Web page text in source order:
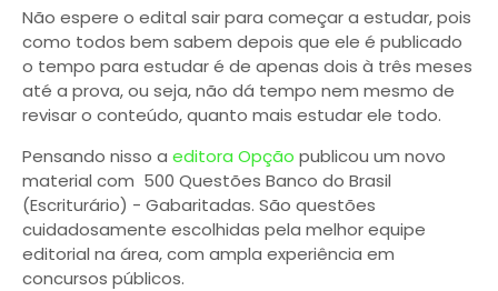
Não espere o edital sair para começar a estudar, pois
como todos bem sabem depois que ele é publicado
o tempo para estudar é de apenas dois à três meses
até a prova, ou seja, não dá tempo nem mesmo de
revisar o conteúdo, quanto mais estudar ele todo.
Pensando nisso a editora Opção publicou um novo
material com 500 Questões Banco do Brasil
(Escriturário) - Gabaritadas. São questões
cuidadosamente escolhidas pela melhor equipe
editorial na área, com ampla experiência em
concursos públicos.